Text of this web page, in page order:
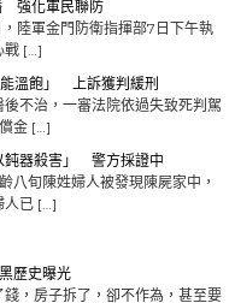
強化軍民聯防
陸軍金門防衛指揮部7日下午執
戰 […]
溫飽」 上訴獲判緩刑
不治，一審法院依過失致死判駕
金 […]
鈍器殺害」 警方採證中
八旬陳姓婦人被發現陳屍家中，
人已 […]
歷史曝光
，房子拆了，卻不作為，甚至要